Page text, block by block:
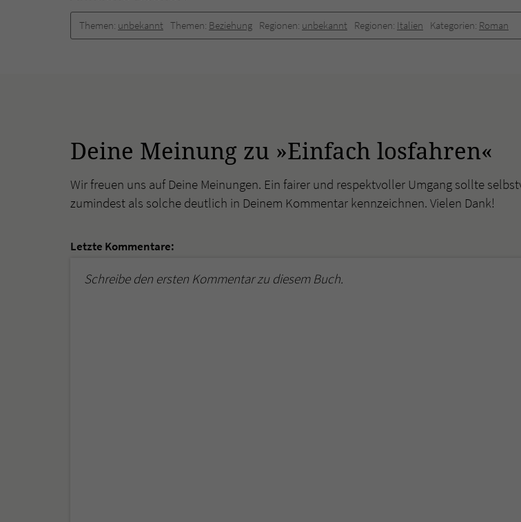
Themen: unbekannt Themen: Beziehung Regionen: unbekannt Regionen: Italien Kategorien: Roman
Deine Meinung zu »Einfach losfahren«
Wir freuen uns auf Deine Meinungen. Ein fairer und respektvoller Umgang sollte
zumindest als solche deutlich in Deinem Kommentar kennzeichnen. Vielen Dank!
Letzte Kommentare:
Schreibe den ersten Kommentar zu diesem Buch.